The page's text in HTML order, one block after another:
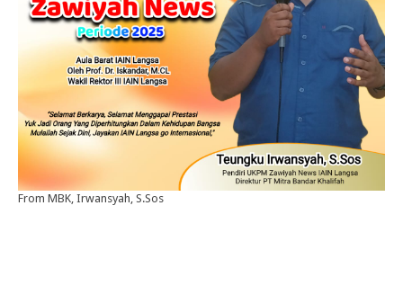
From MBK, Irwansyah, S.Sos